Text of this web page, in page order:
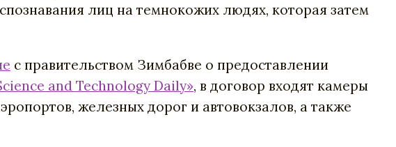
лиц на темнокожих людях, которая затем
с правительством Зимбабве о предоставлении
and Technology Daily», в договор входят камеры
железных дорог и автовокзалов, а также